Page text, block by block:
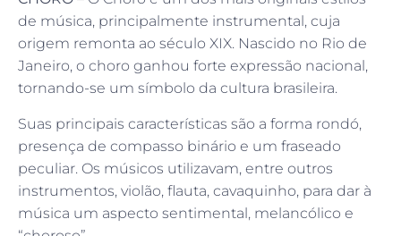
de música, principalmente instrumental, cuja
origem remonta ao século XIX. Nascido no Rio de
Janeiro, o choro ganhou forte expressão nacional,
tornando-se um símbolo da cultura brasileira.
Suas principais características são a forma rondó,
presença de compasso binário e um fraseado
peculiar. Os músicos utilizavam, entre outros
instrumentos, violão, flauta, cavaquinho, para dar à
música um aspecto sentimental, melancólico e